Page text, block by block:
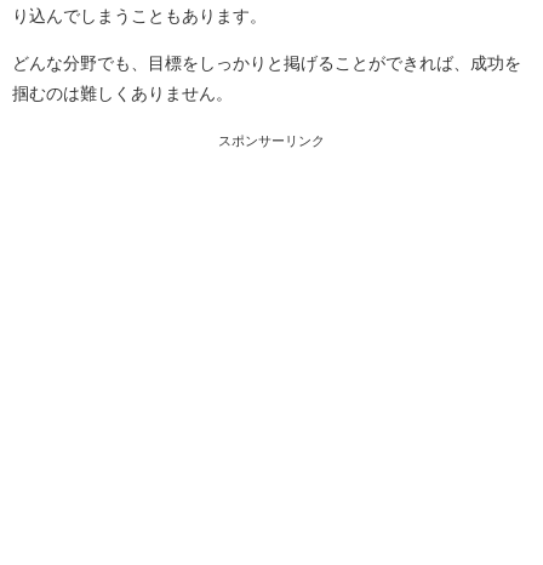
り込んでしまうこともあります。
どんな分野でも、目標をしっかりと掲げることができれば、成功を
掴むのは難しくありません。
スポンサーリンク